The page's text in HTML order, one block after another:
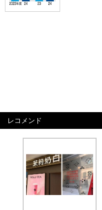
レコメンド